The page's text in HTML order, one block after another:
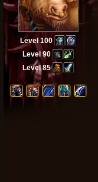
Level 100
Level 90
Level 85